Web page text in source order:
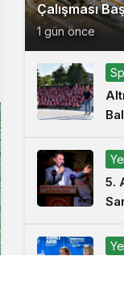
Çalışması
1 gün önce
5.